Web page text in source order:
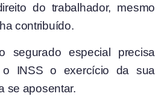
do trabalhador, mesmo
contribuído.
segurado especial precisa
o INSS o exercício da sua
se aposentar.